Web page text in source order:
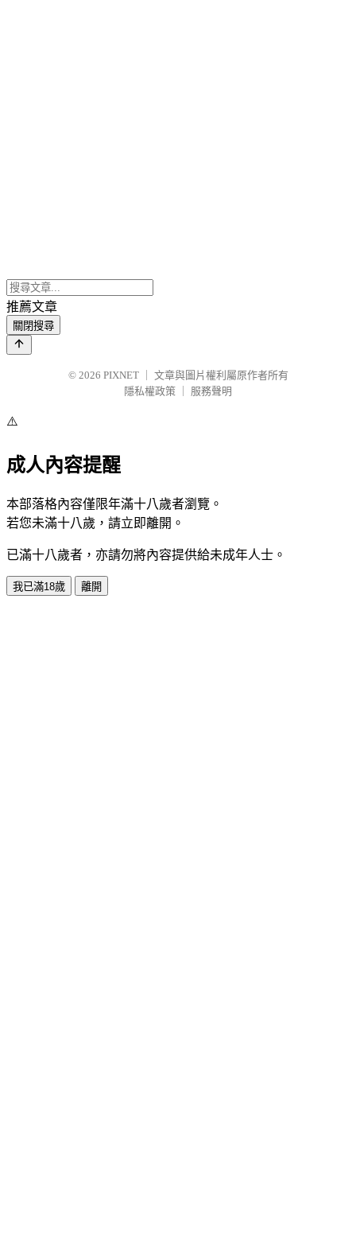
推薦文章
關閉搜尋
© 2026 PIXNET
文章與圖片權利屬原作者所有
隱私權政策
服務聲明
⚠️
成人內容提醒
本部落格內容僅限年滿十八歲者瀏覽。
若您未滿十八歲，請立即離開。
已滿十八歲者，亦請勿將內容提供給未成年人士。
我已滿18歲 離開